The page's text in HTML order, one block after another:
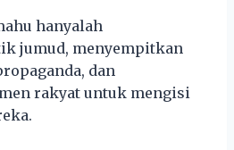
hanyalah
jumud, menyempitkan
dan
rakyat untuk mengisi